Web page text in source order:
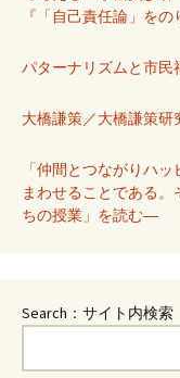
『「自己責任論」を
パターナリズムと市民
大橋謙策／大橋謙策
「仲間とつながりハ
まわせることである
ちの授業」を読む―
Search：サイト内検索